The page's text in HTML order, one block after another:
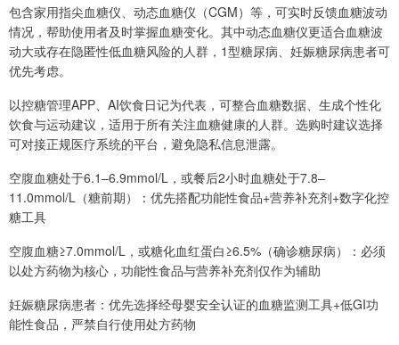
包含家用指尖血糖仪、动态血糖仪（CGM）等，可实时反馈血糖波动
情况，帮助使用者及时掌握血糖变化。其中动态血糖仪更适合血糖波
动大或存在隐匿性低血糖风险的人群，1型糖尿病、妊娠糖尿病患者可
优先考虑。
以控糖管理APP、AI饮食日记为代表，可整合血糖数据、生成个性化
饮食与运动建议，适用于所有关注血糖健康的人群。选购时建议选择
可对接正规医疗系统的平台，避免隐私信息泄露。
空腹血糖处于6.1–6.9mmol/L，或餐后2小时血糖处于7.8–
11.0mmol/L（糖前期）：优先搭配功能性食品+营养补充剂+数字化控
糖工具
空腹血糖≥7.0mmol/L，或糖化血红蛋白≥6.5%（确诊糖尿病）：必须
以处方药物为核心，功能性食品与营养补充剂仅作为辅助
妊娠糖尿病患者：优先选择经母婴安全认证的血糖监测工具+低GI功
能性食品，严禁自行使用处方药物